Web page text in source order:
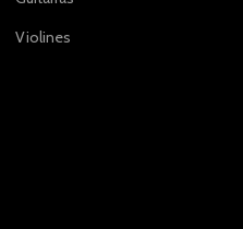
Violines